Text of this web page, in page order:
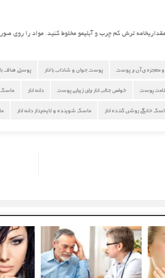
ترش کم چرب و آبلیمو مخلوط کنید. مواد را روی صورت قرار داده و پس از 15
و معجزه ی آن بر پوست پوست جوان و شاداب با انار پوستی صاف با
پوست خواص جالب انار برای زیبایی پوست دانه انار ماسک
خانگی روشن کننده انار ماسک شوینده و لایه‌بردار دانه انار